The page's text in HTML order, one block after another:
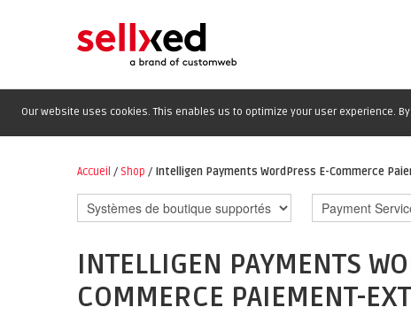
Our website uses cookies. This enables us to optimize your user experience.
Accueil / Shop / Intelligen Payments WordPress E-Commerce
INTELLIGEN PAYMENTS
COMMERCE PAIEMENT-